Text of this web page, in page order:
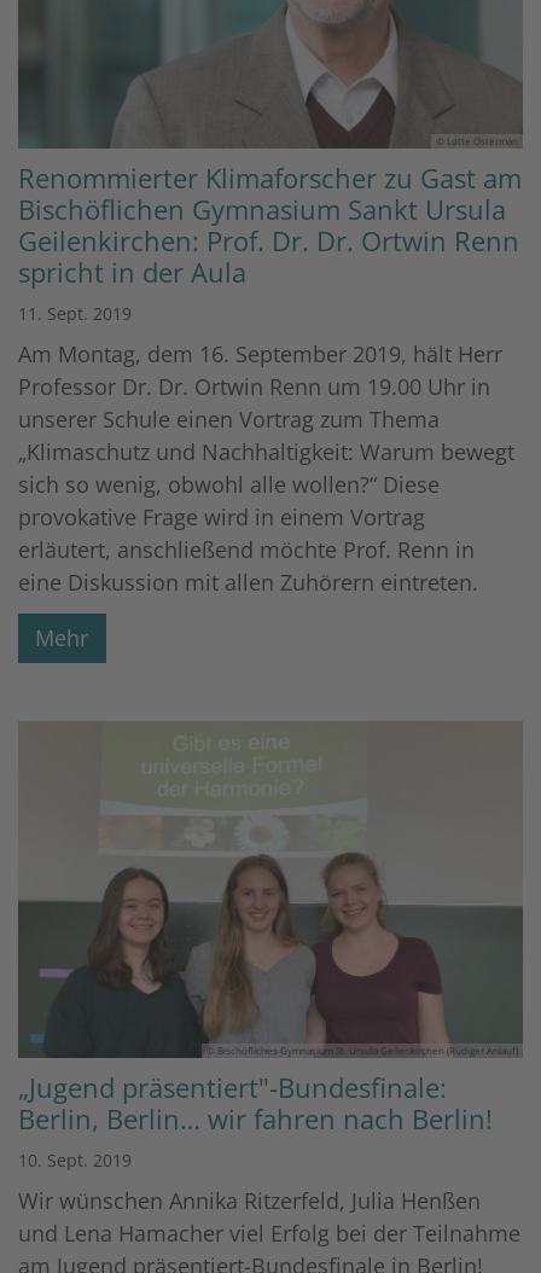
© Lotte Osterman
Renommierter Klimaforscher zu Gast am
Bischöflichen Gymnasium Sankt Ursula
Geilenkirchen: Prof. Dr. Dr. Ortwin Renn
spricht in der Aula
11. Sept. 2019
Am Montag, dem 16. September 2019, hält Herr
Professor Dr. Dr. Ortwin Renn um 19.00 Uhr in
unserer Schule einen Vortrag zum Thema
„Klimaschutz und Nachhaltigkeit: Warum bewegt
sich so wenig, obwohl alle wollen?“ Diese
provokative Frage wird in einem Vortrag
erläutert, anschließend möchte Prof. Renn in
eine Diskussion mit allen Zuhörern eintreten.
Mehr
© Bischöfliches Gymnasium St. Ursula Geilenkirchen (Rüdiger Anlauf)
„Jugend präsentiert"-Bundesfinale:
Berlin, Berlin… wir fahren nach Berlin!
10. Sept. 2019
Wir wünschen Annika Ritzerfeld, Julia Henßen
und Lena Hamacher viel Erfolg bei der Teilnahme
am Jugend präsentiert-Bundesfinale in Berlin!